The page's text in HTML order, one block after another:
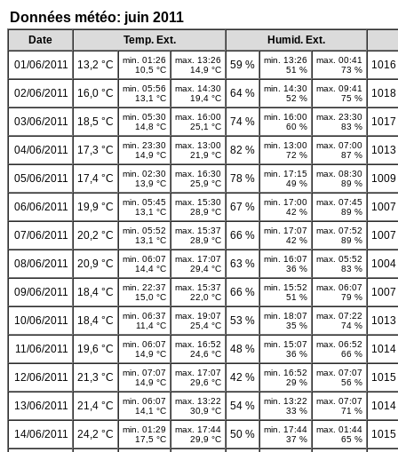
Données météo: juin 2011
Date Temp. Ext.
Humid. Ext.
01/06/2011
13,2 °C
min. 01:26
10,5 °C
max. 13:26
14,9 °C
59 %
min. 13:26
51 %
max. 00:41
73 %
02/06/2011 16,0 °C
min. 05:56
13,1 °C
max. 14:30
19,4 °C
64 %
min. 14:30
52 %
max. 09:41
75 %
03/06/2011 18,5 °C
min. 05:30
14,8 °C
max. 16:00
25,1 °C
74 %
min. 16:00
60 %
max. 23:30
83 %
04/06/2011 17,3 °C
min. 23:30
14,9 °C
max. 13:00
21,9 °C
82 %
min. 13:00
72 %
max. 07:00
87 %
05/06/2011 17,4 °C
min. 02:30
13,9 °C
max. 16:30
25,9 °C
78 %
min. 17:15
49 %
max. 08:30
89 %
06/06/2011 19,9 °C
min. 05:45
13,1 °C
max. 15:30
28,9 °C
67 %
min. 17:00
42 %
max. 07:45
89 %
07/06/2011 20,2 °C
min. 05:52
13,1 °C
max. 15:37
28,9 °C
66 %
min. 17:07
42 %
max. 07:52
89 %
08/06/2011 20,9 °C
min. 06:07
14,4 °C
max. 17:07
29,4 °C
63 %
min. 16:07
36 %
max. 05:52
83 %
09/06/2011 18,4 °C
min. 22:37
15,0 °C
max. 15:37
22,0 °C
66 %
min. 15:52
51 %
max. 06:07
79 %
10/06/2011 18,4 °C
min. 06:37
11,4 °C
max. 19:07
25,4 °C
53 %
min. 18:07
35 %
max. 07:22
74 %
11/06/2011 19,6 °C
min. 06:07
14,9 °C
max. 16:52
24,6 °C
48 %
min. 15:07
36 %
max. 06:52
66 %
12/06/2011 21,3 °C
min. 07:07
14,9 °C
max. 17:07
29,6 °C
42 %
min. 16:52
29 %
max. 07:07
56 %
13/06/2011 21,4 °C
min. 06:07
14,1 °C
max. 13:22
30,9 °C
54 %
min. 13:22
33 %
max. 07:07
71 %
14/06/2011 24,2 °C
min. 01:29
17,5 °C
max. 17:44
29,9 °C
50 %
min. 17:44
37 %
max. 01:44
65 %